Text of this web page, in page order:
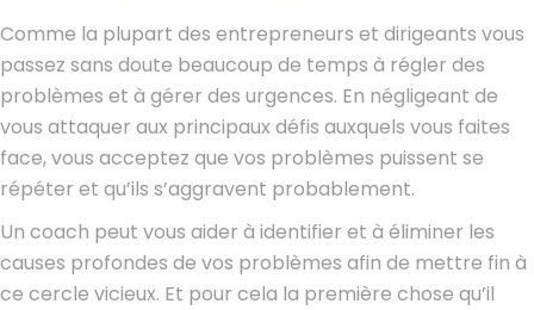
Comme la plupart des entrepreneurs et dirigeants vous
passez sans doute beaucoup de temps à régler des
problèmes et à gérer des urgences. En négligeant de
vous attaquer aux principaux défis auxquels vous faites
face, vous acceptez que vos problèmes puissent se
répéter et qu’ils s’aggravent probablement.
Un coach peut vous aider à identifier et à éliminer les
causes profondes de vos problèmes afin de mettre fin à
ce cercle vicieux. Et pour cela la première chose qu’il